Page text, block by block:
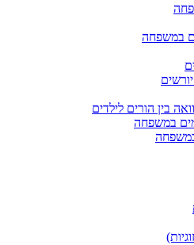
במשפחה
בין הורים לילדים
במשפחה